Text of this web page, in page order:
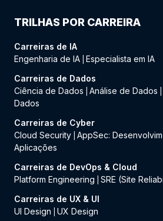
TRILHAS POR CARREIRA
Carreiras de IA
Engenharia de IA Especialista em IA
Carreiras de Dados
Ciência de Dados
Análise de Dados
Dados
Carreiras de Cyber
Cloud Security AppSec:
Aplicações
Carreiras de DevOps & Cloud
Platform Engineering
SRE (Site
Carreiras de UX & UI
UI Design
UX Design